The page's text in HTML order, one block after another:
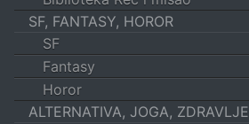
SF, FANTASY, HOROR
SF
Fantasy
Horor
ALTERNATIVA, JOGA, ZDRAVLJE